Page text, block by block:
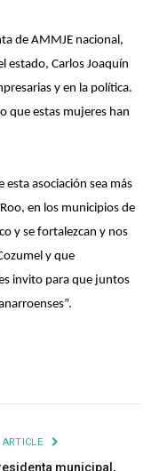
de AMMJE nacional,
estado, Carlos Joaquín
y en la política.
que estas mujeres han
esta asociación sea más
en los municipios de
y se fortalezcan y nos
y que
invito para que juntos
ARTICLE
municipal,